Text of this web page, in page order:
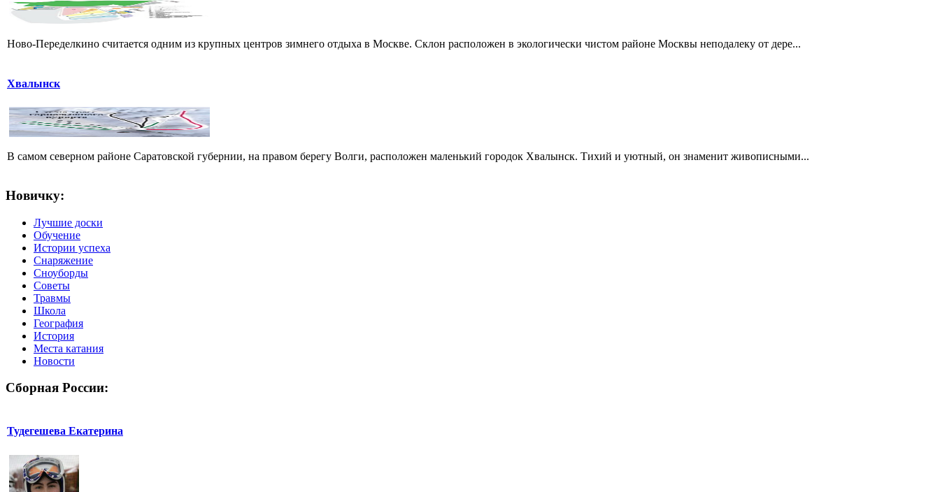
Ново-Переделкино считается одним из крупных центров зимнего отдыха в Москве. Склон расположен в экологически чистом районе Москвы неподалеку от дере...
Хвалынск
В самом северном районе Саратовской губернии, на правом берегу Волги, расположен маленький городок Хвалынск. Тихий и уютный, он знаменит живописными...
Новичку:
Лучшие доски
Обучение
Истории успеха
Снаряжение
Сноуборды
Советы
Травмы
Школа
География
История
Места катания
Новости
Сборная России:
Тудегешева Екатерина